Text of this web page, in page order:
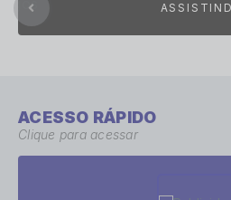
ACESSO RÁPIDO
Clique para acessar